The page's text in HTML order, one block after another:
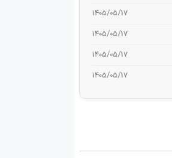
۱۴۰۵/۰۵/۱۷
۱۴۰۵/۰۵/۱۷
۱۴۰۵/۰۵/۱۷
۱۴۰۵/۰۵/۱۷